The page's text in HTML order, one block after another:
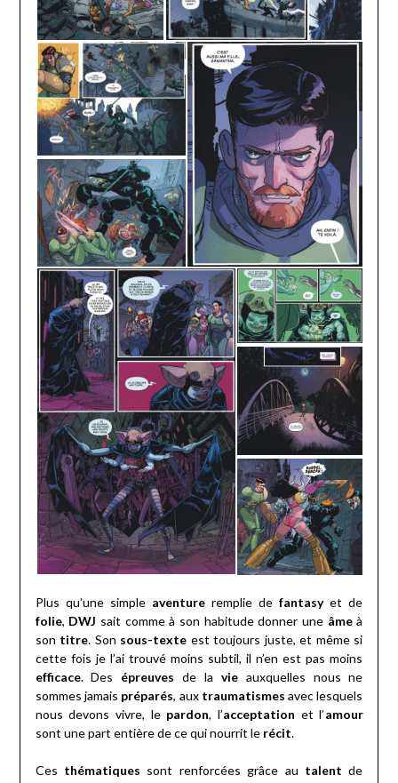
Plus qu’une simple aventureremplie defantasyet de
folie, DWJ sait comme à son habitude donner une âmeà
son titre. Son sous-texte est toujours juste, et même si
cette fois je l’ai trouvé moins subtil, il n’en est pas moins
efficace. Des épreuves de la vieauxquelles nous ne
sommes jamais préparés, aux traumatismes avec lesquels
nous devons vivre, le pardon, l’acceptation et l’amour
sont une part entière de ce qui nourrit le récit.
Ces thématiques sont renforcées grâce au talent de